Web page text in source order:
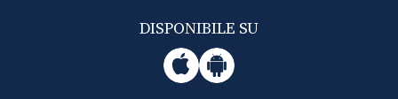
DISPONIBILE SU